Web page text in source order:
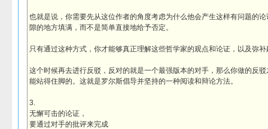
也就是说，你需要先从这位作者的角度考虑为什么他会产生这样有问题的
隙的地方填满，而不是简单直接地给予否定。
只有通过这种方式，你才能够真正理解这些哲学家的观点和论证，以及弥
这个时候再去进行反驳，反对的就是一个最强版本的对手，那么你做的反
能站得住脚的。这就是罗尔斯倡导并坚持的一种阅读和辩论方法。
3.
无懈可击的论证，
要通过对手的批评来完成